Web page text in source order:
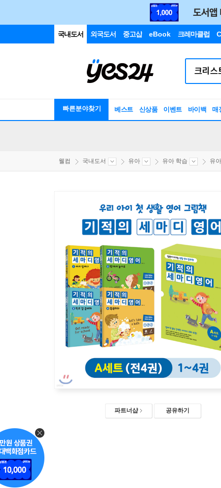
국내도서 외국도서 중고샵 eBook 크레마클럽
빠른분야찾기 베스트 신상품 이벤트 바이백 매
웰컴 국내도서 유아 유아 학습 유
파트너샵 공유하기